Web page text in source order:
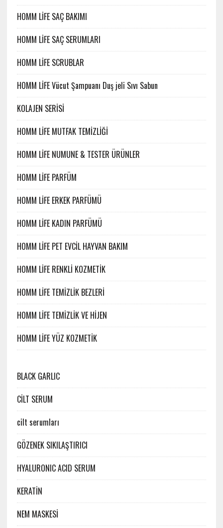
HOMM LİFE SAÇ BAKIMI
HOMM LİFE SAÇ SERUMLARI
HOMM LİFE SCRUBLAR
HOMM LİFE Vücut Şampuanı Duş jeli Sıvı Sabun
KOLAJEN SERİSİ
HOMM LİFE MUTFAK TEMİZLİĞİ
HOMM LİFE NUMUNE & TESTER ÜRÜNLER
HOMM LİFE PARFÜM
HOMM LİFE ERKEK PARFÜMÜ
HOMM LİFE KADIN PARFÜMÜ
HOMM LİFE PET EVCİL HAYVAN BAKIM
HOMM LİFE RENKLİ KOZMETİK
HOMM LİFE TEMİZLİK BEZLERİ
HOMM LİFE TEMİZLİK VE HİJEN
HOMM LİFE YÜZ KOZMETİK
BLACK GARLIC
CİLT SERUM
cilt serumları
GÖZENEK SIKILAŞTIRICI
HYALURONIC ACID SERUM
KERATİN
NEM MASKESİ